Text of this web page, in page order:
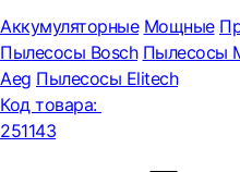
Аккумуляторные Мощные
Пылесосы Bosch Пылесосы
Aeg Пылесосы Elitech
Код товара:
251143